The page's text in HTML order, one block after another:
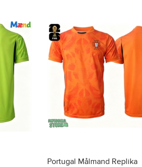
Portugal Målmand Replika